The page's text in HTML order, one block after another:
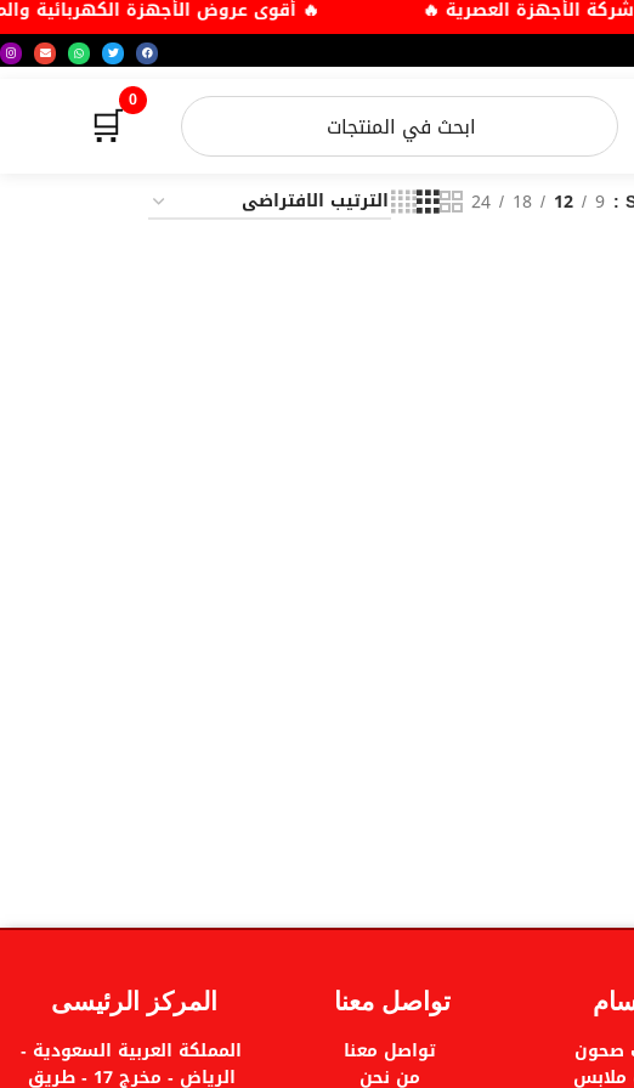
شركة الأجهزة العصرية 🔥
🔥 أقوى عروض الأجهزة
🛒0
9
12
18
24
صحون
ملابس
تواصل معنا
تواصل معنا
من نحن
المركز الرئيسى
المملكة العربية السعودية -
الرياض - مخرج 17 - طريق